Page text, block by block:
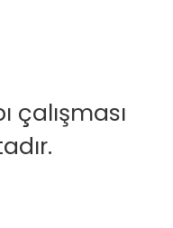
çalışması